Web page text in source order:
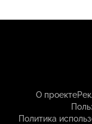
О проекте
Политика